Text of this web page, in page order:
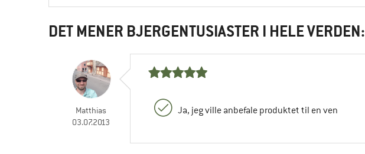
DET MENER BJERGENTUSIASTER I HELE VERDEN:
Matthias
03.07.2013
Ja, jeg ville anbefale produktet til en ven